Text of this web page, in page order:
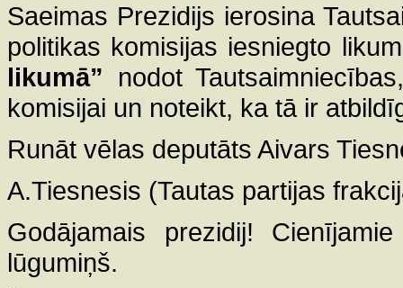
Saeimas Prezidijs ierosina
politikas komisijas iesniegto
likumā” nodot
komisijai un noteikt, ka tā ir
Runāt vēlas deputāts Aivars
A.Tiesnesis (Tautas partijas
Godājamais prezidij!
lūgumiņš.